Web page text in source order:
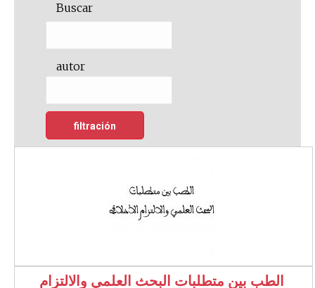
Buscar
autor
الطب بين متطلبات البحث العلمي والالتزام